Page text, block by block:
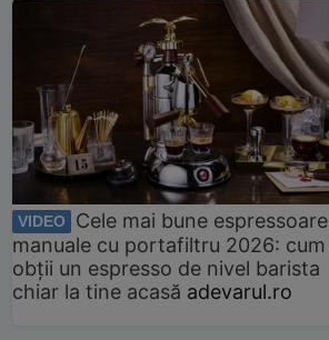
VIDEO
Cele mai bune espressoare
manuale cu portafiltru 2026: cum
obții un espresso de nivel barista
chiar la tine acasă adevarul.ro